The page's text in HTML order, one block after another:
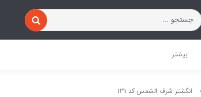
بیشتر
انگشتر شرف الشمس کد 131